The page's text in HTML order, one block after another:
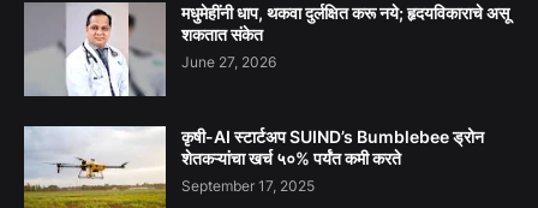
मधुमेहींनी धाप, थकवा दुर्लक्षित करू नये; हृदयविकाराचे असू
शकतात संकेत
June 27, 2026
कृषी-AI स्टार्टअप SUIND’s Bumblebee ड्रोन
शेतकऱ्यांचा खर्च ५०% पर्यंत कमी करते
September 17, 2025